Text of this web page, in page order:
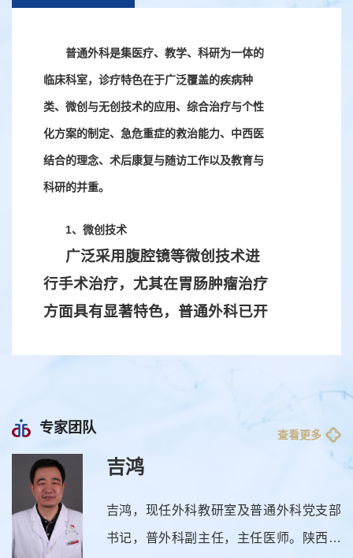
普通外科是集医疗、教学、科研为一体的
临床科室，诊疗特色在于广泛覆盖的疾病种
类、微创与无创技术的应用、综合治疗与个性
化方案的制定、急危重症的救治能力、中西医
结合的理念、术后康复与随访工作以及教育与
科研的并重。
1、微创技术
广泛采用腹腔镜等微创技术进
行手术治疗，尤其在胃肠肿瘤治疗
方面具有显著特色，普通外科已开
治、结肠癌根治、阑尾切除、胆管
规开展
达芬奇机器人辅助下复杂的
肝、胆、胰、胃肠肿瘤根治手术。
2. 消化道肿瘤的综合治疗
专家团队 查看更多
支部
西省
黎一鸣
黎一鸣，教授，一级主任医师，博士
师，西安交通大学医学部名医。 现任